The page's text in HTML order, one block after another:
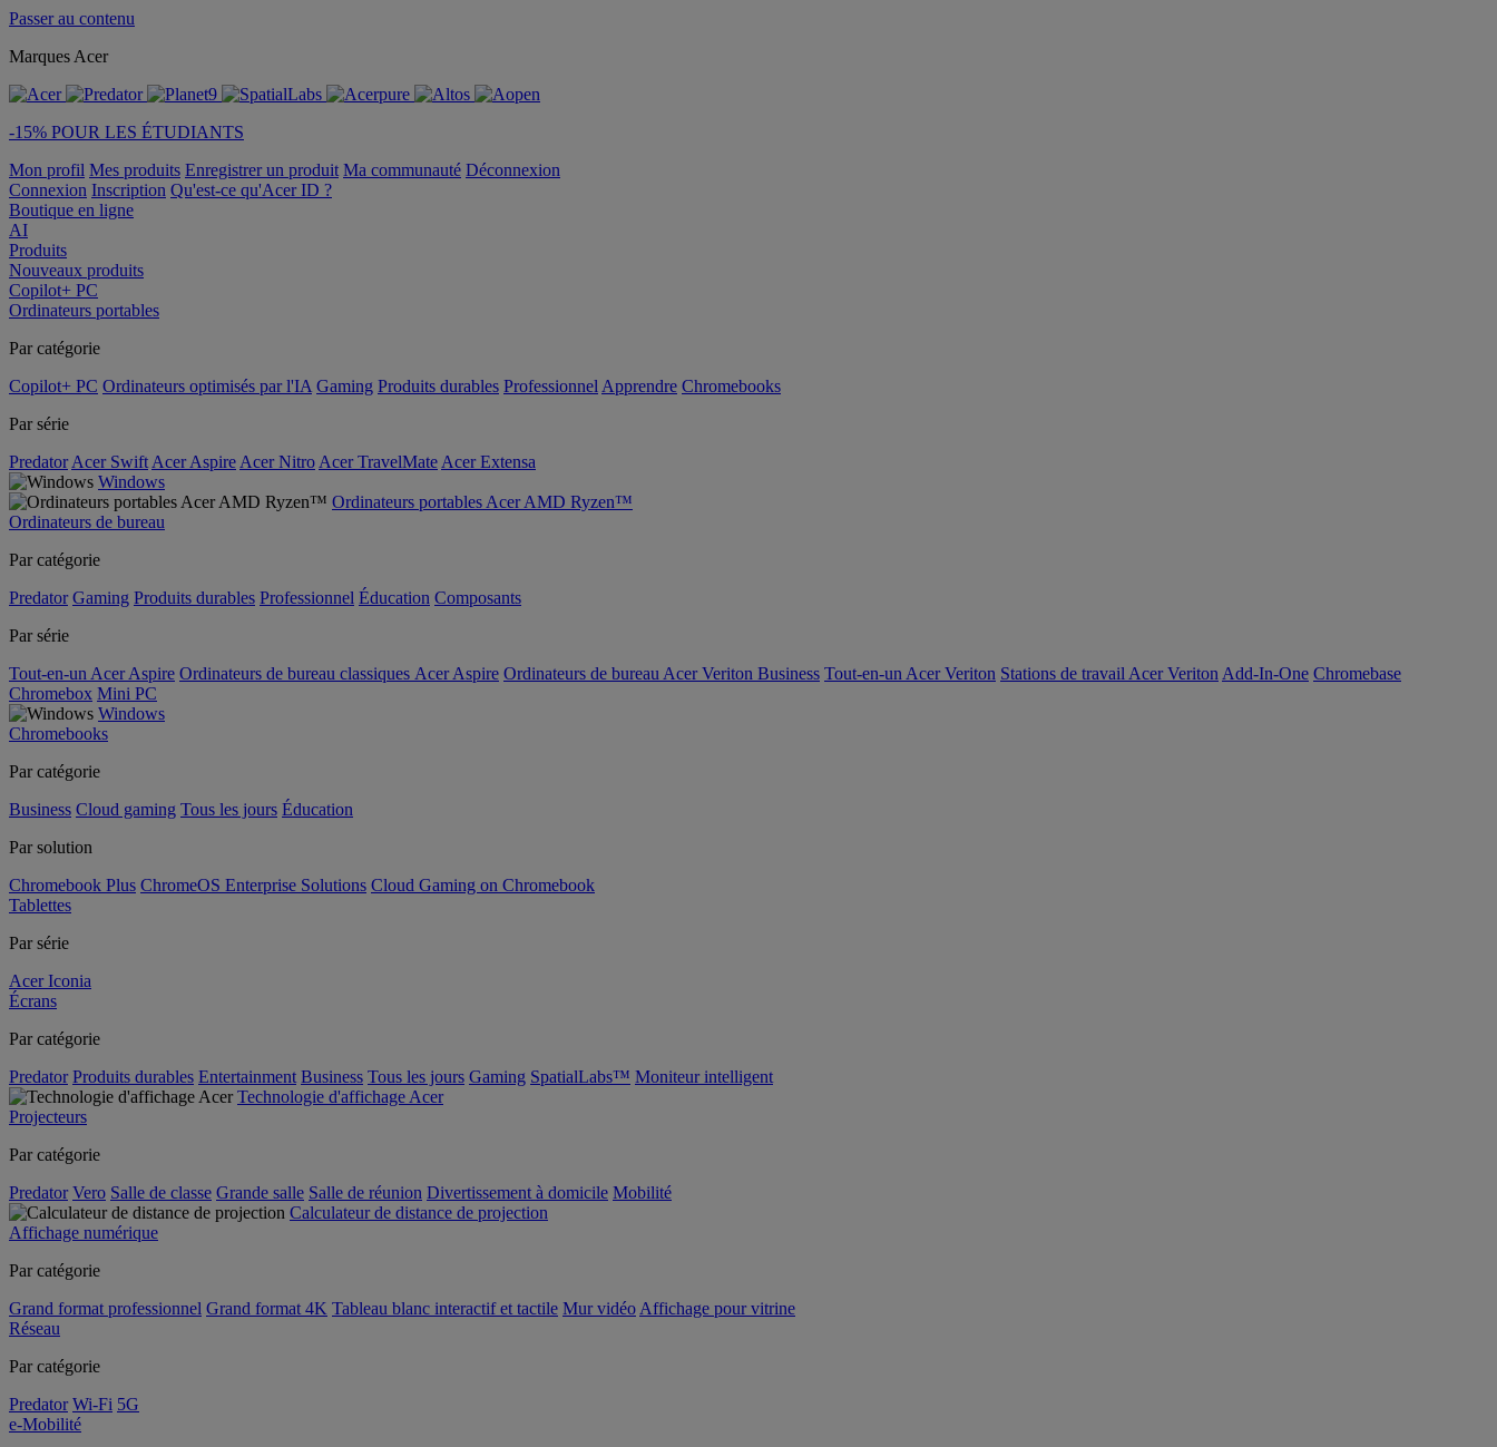
Passer au contenu
Marques Acer
-15% POUR LES ÉTUDIANTS
Mon profil Mes produits Enregistrer un produit Ma communauté Déconnexion
Connexion Inscription Qu'est-ce qu'Acer ID ?
Boutique en ligne
AI
Produits
Nouveaux produits
Copilot+ PC
Ordinateurs portables
Par catégorie
Copilot+ PC Ordinateurs optimisés par l'IA Gaming Produits durables Professionnel Apprendre Chromebooks
Par série
Predator Acer Swift Acer Aspire Acer Nitro Acer TravelMate Acer Extensa
Windows
Ordinateurs portables Acer AMD Ryzen™
Ordinateurs de bureau
Par catégorie
Predator Gaming Produits durables Professionnel Éducation Composants
Par série
Tout-en-un Acer Aspire Ordinateurs de bureau classiques Acer Aspire Ordinateurs de bureau Acer Veriton Business Tout-en-un Acer Veriton Stations de travail Acer Veriton Add-In-One Chromebase
Chromebox Mini PC
Windows
Chromebooks
Par catégorie
Business Cloud gaming Tous les jours Éducation
Par solution
Chromebook Plus ChromeOS Enterprise Solutions Cloud Gaming on Chromebook
Tablettes
Par série
Acer Iconia
Écrans
Par catégorie
Predator Produits durables Entertainment Business Tous les jours Gaming SpatialLabs™ Moniteur intelligent
Technologie d'affichage Acer
Projecteurs
Par catégorie
Predator Vero Salle de classe Grande salle Salle de réunion Divertissement à domicile Mobilité
Calculateur de distance de projection
Affichage numérique
Par catégorie
Grand format professionnel Grand format 4K Tableau blanc interactif et tactile Mur vidéo Affichage pour vitrine
Réseau
Par catégorie
Predator Wi-Fi 5G
e-Mobilité